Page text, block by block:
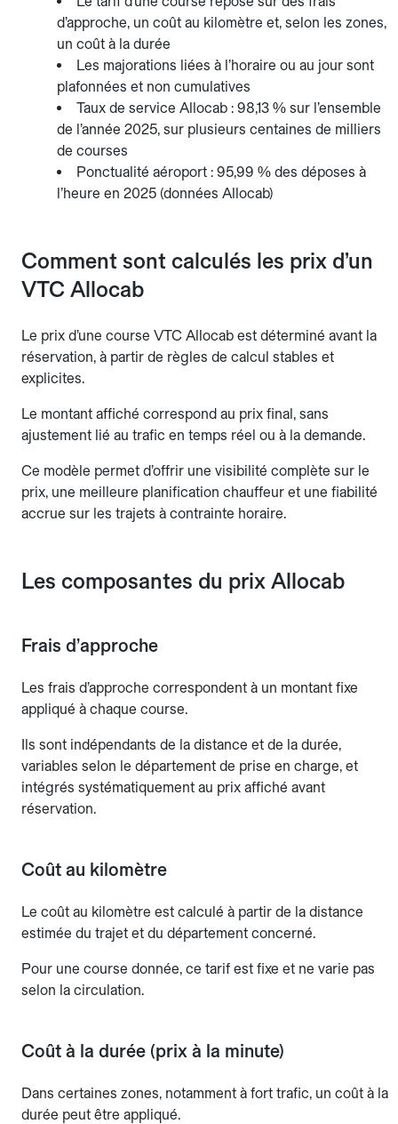
d’approche, un coût au kilomètre et, selon les zones,
un coût à la durée
Les majorations liées à l’horaire ou au jour sont
plafonnées et non cumulatives
Taux de service Allocab : 98,13 % sur l’ensemble
de l’année 2025, sur plusieurs centaines de milliers
de courses
Ponctualité aéroport : 95,99 % des déposes à
l’heure en 2025 (données Allocab)
Comment sont calculés les prix d’un
VTC Allocab
Le prix d’une course VTC Allocab est déterminé avant la
réservation, à partir de règles de calcul stables et
explicites.
Le montant affiché correspond au prix final, sans
ajustement lié au trafic en temps réel ou à la demande.
Ce modèle permet d’offrir une visibilité complète sur le
prix, une meilleure planification chauffeur et une fiabilité
accrue sur les trajets à contrainte horaire.
Les composantes du prix Allocab
Frais d’approche
Les frais d’approche correspondent à un montant fixe
appliqué à chaque course.
Ils sont indépendants de la distance et de la durée,
variables selon le département de prise en charge, et
intégrés systématiquement au prix affiché avant
réservation.
Coût au kilomètre
Le coût au kilomètre est calculé à partir de la distance
estimée du trajet et du département concerné.
Pour une course donnée, ce tarif est fixe et ne varie pas
selon la circulation.
Coût à la durée (prix à la minute)
Dans certaines zones, notamment à fort trafic, un coût à la
durée peut être appliqué.